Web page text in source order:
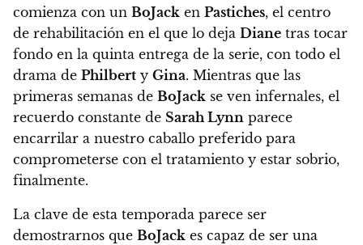
comienza con un BoJack en Pastiches, el centro
de rehabilitación en el que lo deja Diane tras tocar
fondo en la quinta entrega de la serie, con todo el
drama de Philbert y Gina. Mientras que las
primeras semanas de BoJack se ven infernales, el
recuerdo constante de Sarah Lynn parece
encarrilar a nuestro caballo preferido para
comprometerse con el tratamiento y estar sobrio,
finalmente.
La clave de esta temporada parece ser
demostrarnos que BoJack es capaz de ser una